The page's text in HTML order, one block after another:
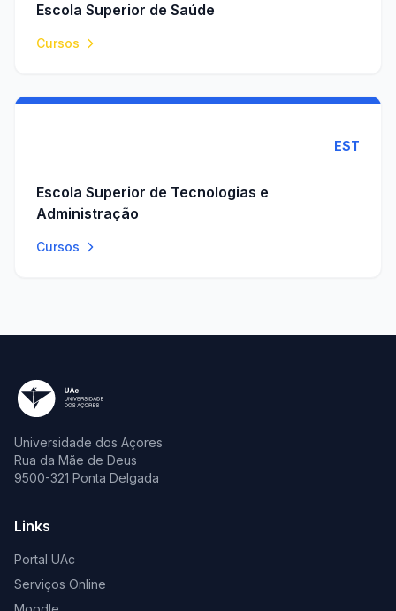
Escola Superior de Saúde
Cursos
EST
Escola Superior de Tecnologias e
Administração
Cursos
Universidade dos Açores
Rua da Mãe de Deus
9500-321 Ponta Delgada
Links
Portal UAc
Serviços Online